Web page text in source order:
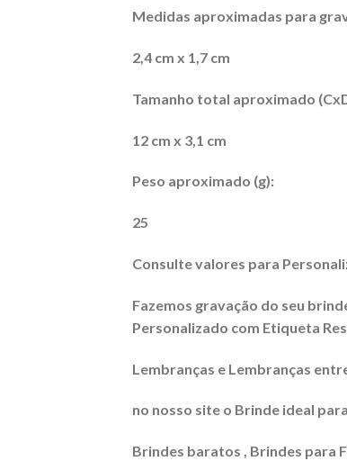
Medidas aproximadas para
2,4 cm x 1,7 cm
Tamanho total aproximado
12 cm x 3,1 cm
Peso aproximado (g):
25
Consulte valores para
Fazemos gravação do seu
Personalizado com Etiqueta
Lembranças e Lembranças
no nosso site o Brinde ideal
Brindes baratos , Brindes para